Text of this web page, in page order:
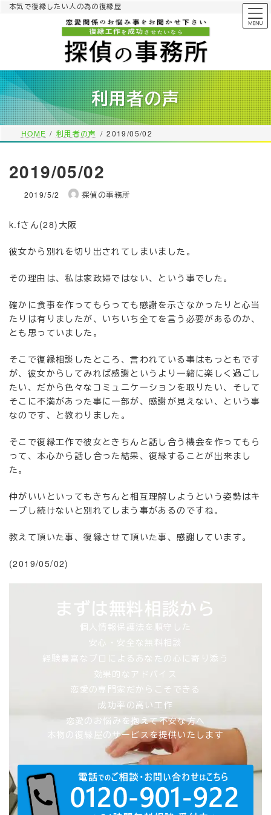
へ
ス
キ
ッ
プ
ョ
ン
に
移
動
本気で復縁したい人の為の復縁屋
利用者の声
HOME 利用者の声 2019/05/02
2019/05/02
2019/5/2 探偵の事務所
k.fさん(28)大阪
彼女から別れを切り出されてしまいました。
その理由は、私は家政婦ではない、という事でした。
確かに食事を作ってもらっても感謝を示さなかったりと心当
たりは有りましたが、いちいち全てを言う必要があるのか、
とも思っていました。
そこで復縁相談したところ、言われている事はもっともです
が、彼女からしてみれば感謝というより一緒に楽しく過ごし
たい、だから色々なコミュニケーションを取りたい、そして
そこに不満があった事に一部が、感謝が見えない、という事
なのです、と教わりました。
そこで復縁工作で彼女ときちんと話し合う機会を作ってもら
って、本心から話し合った結果、復縁することが出来まし
た。
仲がいいといってもきちんと相互理解しようという姿勢はキ
ープし続けないと別れてしまう事があるのですね。
教えて頂いた事、復縁させて頂いた事、感謝しています。
(2019/05/02)
まずは無料相談から
個人情報保護法を順守した
安心・安全な無料相談
経験豊富なプロによるあなたの心に寄り添う
効果的なアドバイス
恋愛の専門家だからこそできる
成功率の高い工作
恋愛のお悩みを抱えて不安な方へ
本物の復縁屋のサービスを提供いたします